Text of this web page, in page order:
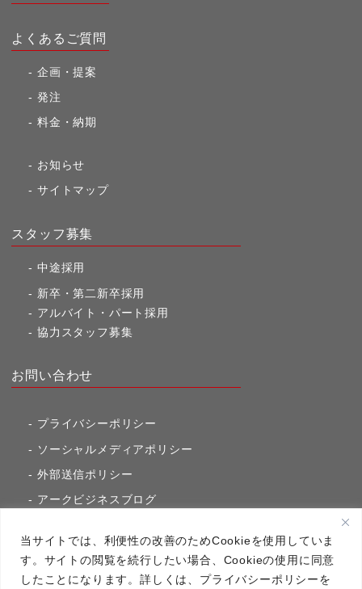
当サイトでは、利便性の改善のためCookieを使用していま
す。サイトの閲覧を続行したい場合、Cookieの使用に同意
したことになります。詳しくは、プライバシーポリシーを
よくあるご質問
企画・提案
発注
料金・納期
お知らせ
サイトマップ
スタッフ募集
中途採用
新卒・第二新卒採用
アルバイト・パート採用
協力スタッフ募集
お問い合わせ
プライバシーポリシー
ソーシャルメディアポリシー
外部送信ポリシー
アークビジネスブログ
アーク・コミュニケーションズ